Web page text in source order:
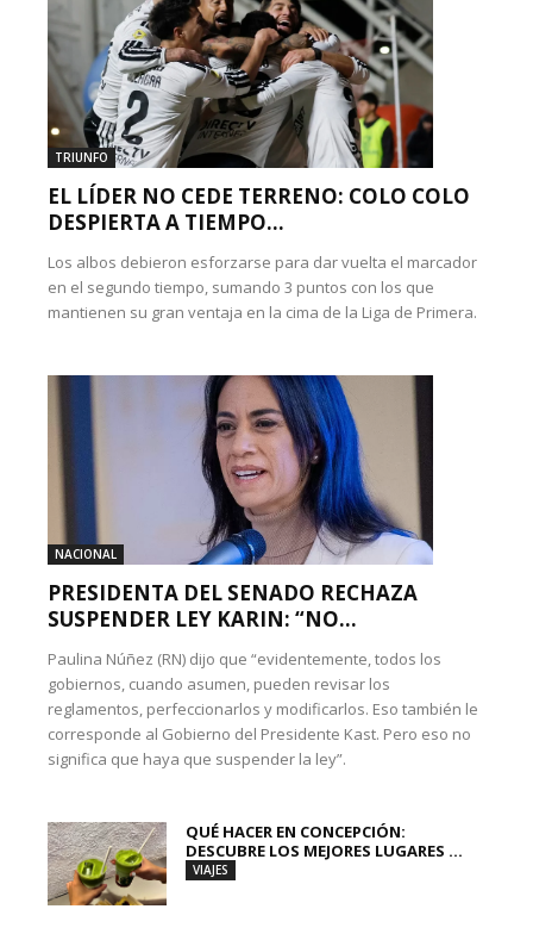
TRIUNFO
EL LÍDER NO CEDE TERRENO: COLO COLO
DESPIERTA A TIEMPO...
Los albos debieron esforzarse para dar vuelta el marcador
en el segundo tiempo, sumando 3 puntos con los que
mantienen su gran ventaja en la cima de la Liga de Primera.
NACIONAL
PRESIDENTA DEL SENADO RECHAZA
SUSPENDER LEY KARIN: “NO...
Paulina Núñez (RN) dijo que “evidentemente, todos los
gobiernos, cuando asumen, pueden revisar los
reglamentos, perfeccionarlos y modificarlos. Eso también le
corresponde al Gobierno del Presidente Kast. Pero eso no
significa que haya que suspender la ley”.
QUÉ HACER EN CONCEPCIÓN:
DESCUBRE LOS MEJORES LUGARES ...
VIAJES